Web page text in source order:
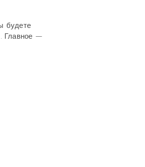
будете
Главное —